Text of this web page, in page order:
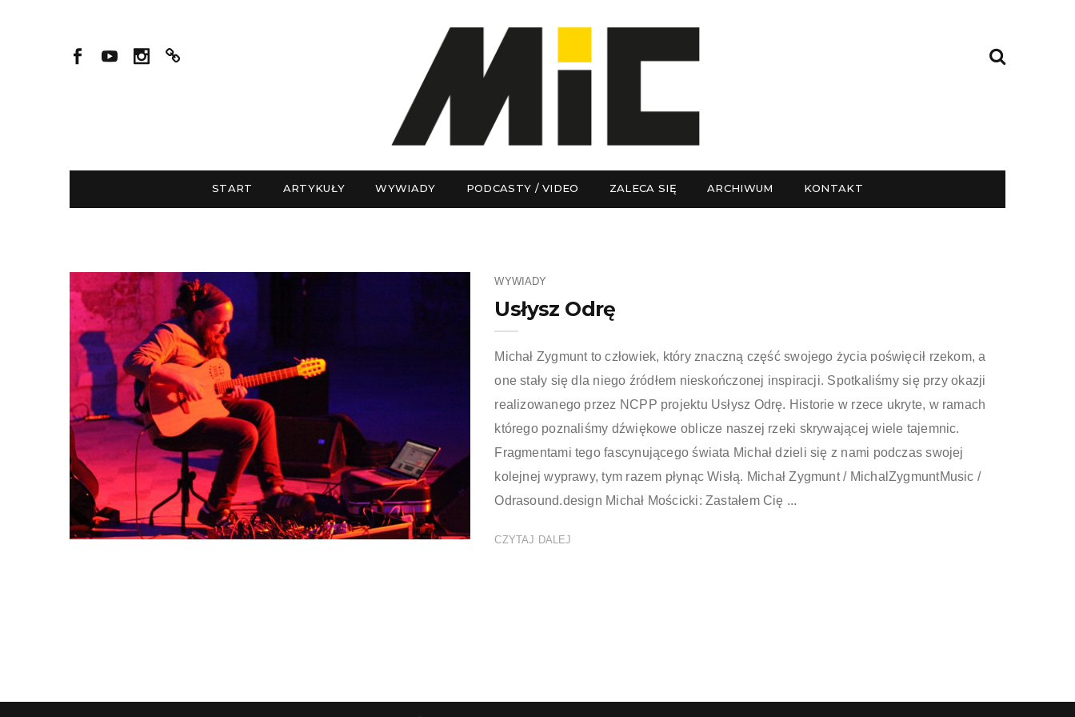
START ARTYKUŁY WYWIADY PODCASTY / VIDEO ZALECA SIĘ ARCHIWUM KONTAKT
WYWIADY
Usłysz Odrę
Michał Zygmunt to człowiek, który znaczną część swojego życia poświęcił rzekom, a
one stały się dla niego źródłem nieskończonej inspiracji. Spotkaliśmy się przy okazji
realizowanego przez NCPP projektu Usłysz Odrę. Historie w rzece ukryte, w ramach
którego poznaliśmy dźwiękowe oblicze naszej rzeki skrywającej wiele tajemnic.
Fragmentami tego fascynującego świata Michał dzieli się z nami podczas swojej
kolejnej wyprawy, tym razem płynąc Wisłą. Michał Zygmunt / MichalZygmuntMusic /
Odrasound.design Michał Mościcki: Zastałem Cię ...
CZYTAJ DALEJ